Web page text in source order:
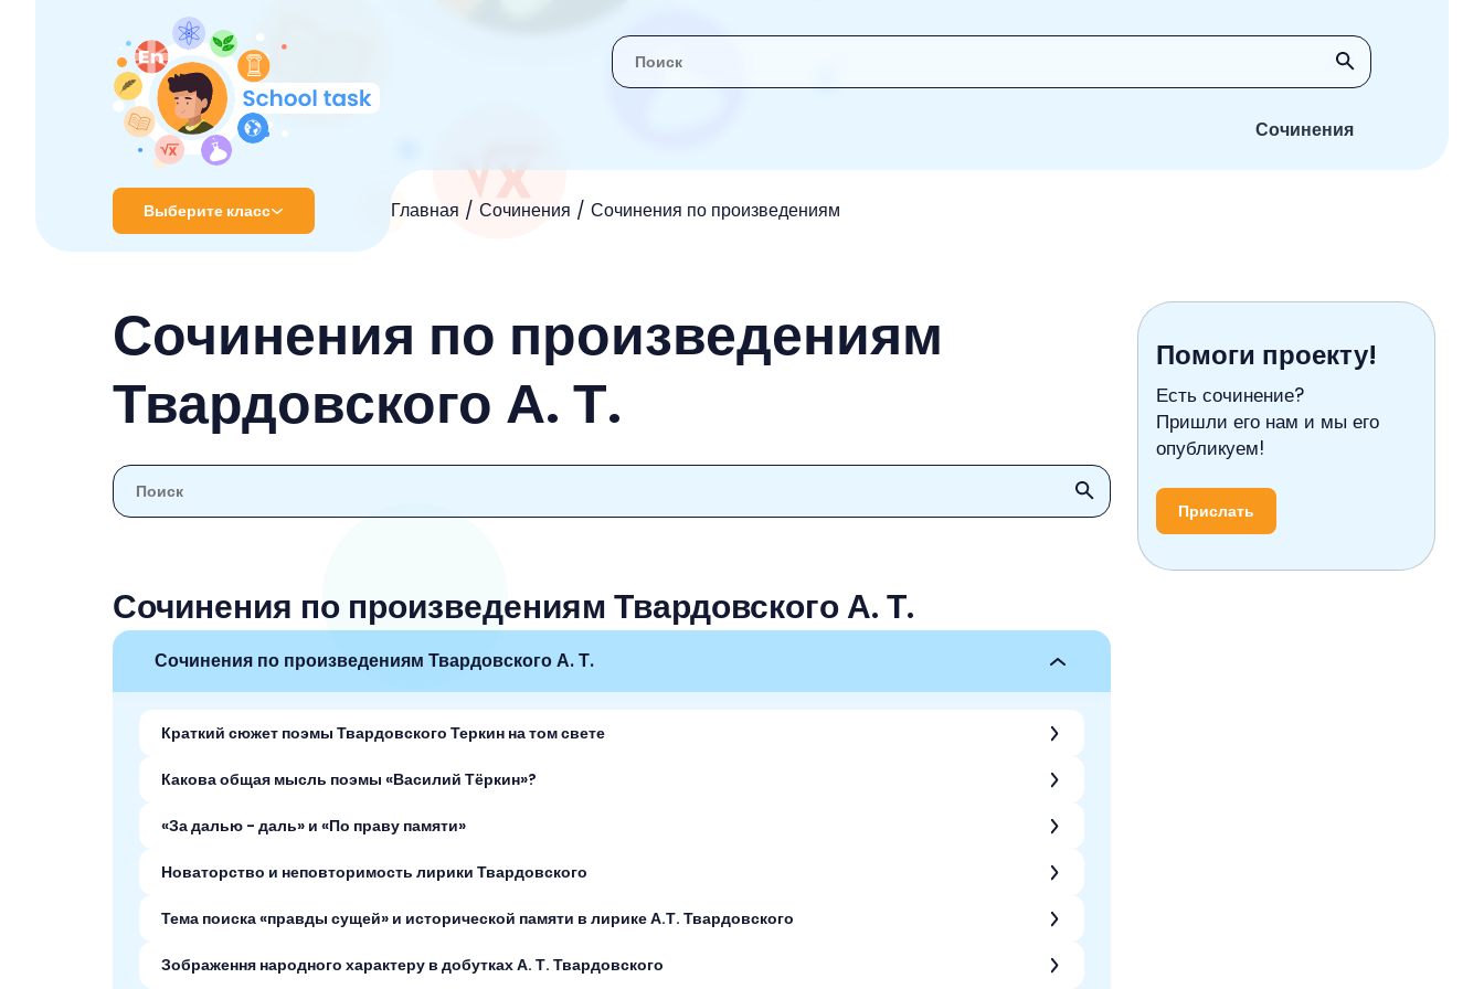
Сочинения
Выберите класс Главная Сочинения Сочинения по произведениям
2 класс
4 класс
5 класс
8 класс
10 класс
11 класс
Сочинения по произведениям
Твардовского А. Т.
Сочинения по произведениям Твардовского А. Т.
Сочинения по произведениям Твардовского А. Т.
Краткий сюжет поэмы Твардовского Теркин на том свете
Какова общая мысль поэмы «Василий Тёркин»?
«За далью - даль» и «По праву памяти»
Новаторство и неповторимость лирики Твардовского
Тема поиска «правды сущей» и исторической памяти в лирике А.Т. Твардовского
Зображення народного характеру в добутках А. Т. Твардовского
Помоги проекту!
Есть сочинение?
Пришли его нам и мы его
опубликуем!
Прислать